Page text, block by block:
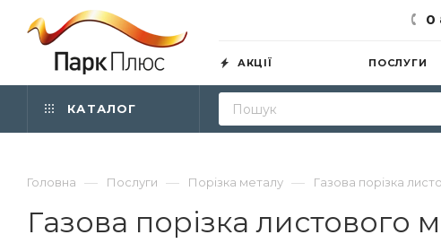
0
АКЦІЇ ПОСЛУГИ
КАТАЛОГ
Головна — Послуги — Порізка металу — Газова порізка
Газова порізка листового